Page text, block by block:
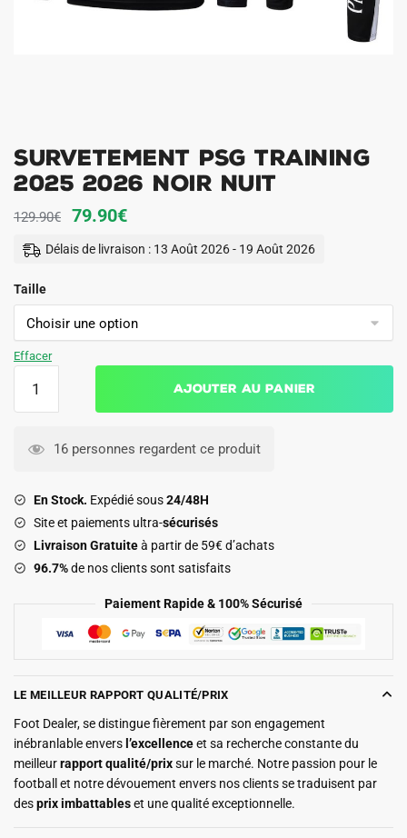
Survetement PSG Training
2025 2026 Noir Nuit
129.90€
Le
prix
129.90€.
79.90€Le
79.90€.
Délais de livraison : 13 Août 2026 - 19 Août 2026
Taille
Effacer
PSG
2026
Noir
Nuit
Ajouter au panier
16 personnes regardent ce produit
En Stock. Expédié sous24/48H
Site et paiements ultra-sécurisés
Livraison Gratuiteà partir de 59€ d’achats
96.7%de nos clients sont satisfaits
Paiement Rapide & 100% Sécurisé
LE MEILLEUR RAPPORT QUALITÉ/PRIX
Foot Dealer, se distingue fièrement par son engagement
inébranlable envers l’excellenceet sa recherche constante du
meilleurrapport qualité/prixsur le marché. Notre passion pour le
football et notre dévouement envers nos clients se traduisent par
desprix imbattableset une qualité exceptionnelle.